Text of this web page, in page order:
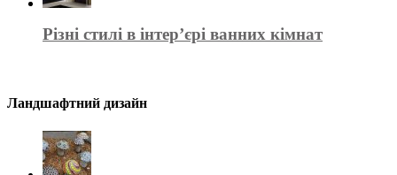
Різні стилі в інтер’єрі ванних кімнат
Ландшафтний дизайн